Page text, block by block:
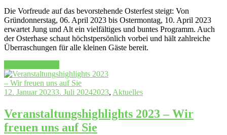
Die Vorfreude auf das bevorstehende Osterfest steigt: Von
Gründonnerstag, 06. April 2023 bis Ostermontag, 10. April 2023
erwartet Jung und Alt ein vielfältiges und buntes Programm. Auch
der Osterhase schaut höchstpersönlich vorbei und hält zahlreiche
Überraschungen für alle kleinen Gäste bereit.
2023
in
Hahnenklee“
12. Januar 20233. Juli 20242023, Aktuelles
Veranstaltungshighlights 2023 – Wir
freuen uns auf Sie